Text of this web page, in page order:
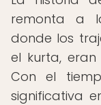
remonta a
donde los
el kurta, eran
Con el
significativa